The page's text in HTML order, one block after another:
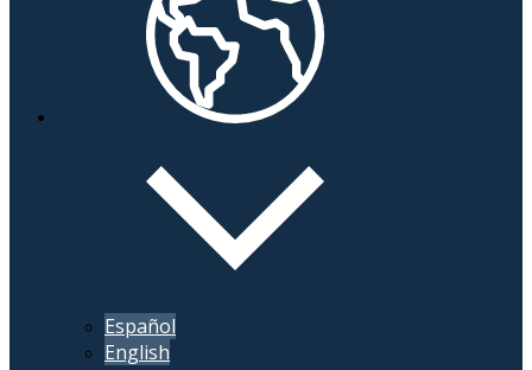
Español
English